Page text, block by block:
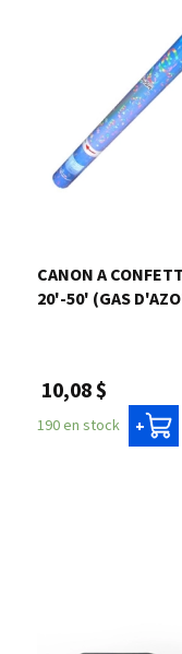
CANON A
20'-50' (GAS
10,08 $
190 en stock +